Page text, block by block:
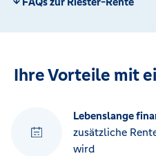
Ihre Vorteile mit
Lebenslange
zusätzliche
wird